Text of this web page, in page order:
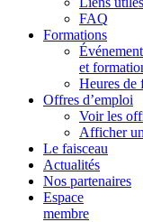
FAQ
Formations
et
Heures de
Offres d’emploi
Voir les
Afficher
Le faisceau
Actualités
Nos partenaires
Espace
membre